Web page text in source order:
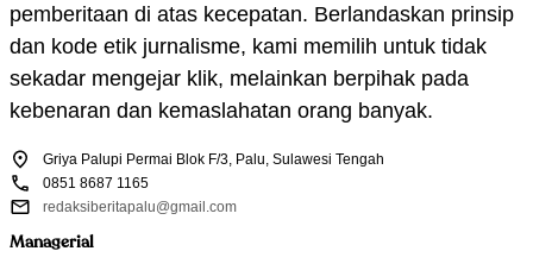
pemberitaan di atas kecepatan. Berlandaskan prinsip
dan kode etik jurnalisme, kami memilih untuk tidak
sekadar mengejar klik, melainkan berpihak pada
kebenaran dan kemaslahatan orang banyak.
Griya Palupi Permai Blok F/3, Palu, Sulawesi Tengah
0851 8687 1165
redaksiberitapalu@gmail.com
Managerial